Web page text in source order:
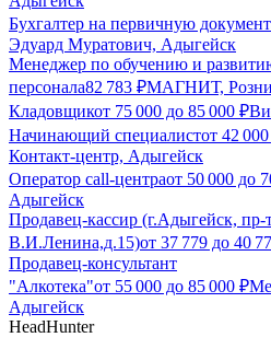
Бухгалтер на первичную
Эдуард Муратович, Адыгейск
Менеджер по обучению и
персонала82 783 ₽МАГНИТ,
Кладовщикот 75 000 до 85 000 ₽
Начинающий специалистот 42 000
Контакт-центр, Адыгейск
Оператор call-центраот 50 000 до
Адыгейск
Продавец-кассир (г.Адыгейск, пр-
В.И.Ленина,д.15)от 37 779 до 40
Продавец-консультант
"Алкотека"от 55 000 до 85 000 ₽
Адыгейск
HeadHunter